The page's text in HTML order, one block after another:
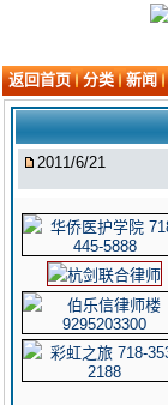
返回首页 分类 新闻
2011/6/21